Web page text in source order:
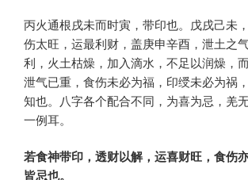
丙火通根戌未而时寅，带印也。戊戌己未
伤太旺，运最利财，盖庚申辛酉，泄土之
利，火土枯燥，加入滴水，不足以润燥，而
泄气已重，食伤未必为福，印绶未必为祸
知也。八字各个配合不同，为喜为忌，羌
一例耳。
若食神带印，透财以解，运喜财旺，食伤
皆忌也。